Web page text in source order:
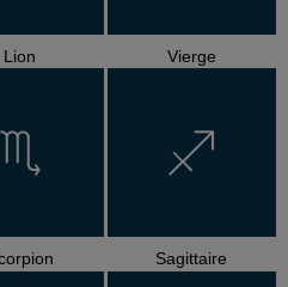
Lion Vierge
Sagittaire